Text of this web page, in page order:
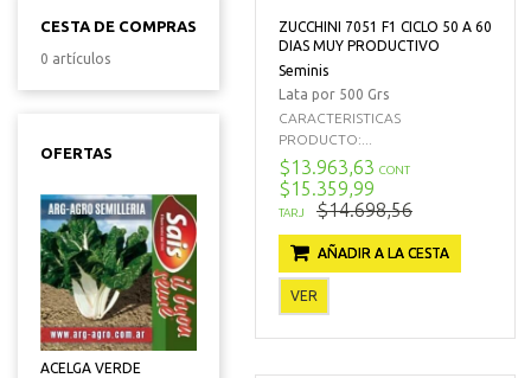
CESTA DE COMPRAS
0 artículos
OFERTAS
ACELGA VERDE
ZUCCHINI 7051 F1 CICLO 50 A 60
DIAS MUY PRODUCTIVO
Seminis
Lata por 500 Grs
CARACTERISTICAS
PRODUCTO:...
$13.963,63 CONT
$15.359,99
TARJ $14.698,56
AÑADIR A LA CESTA
VER